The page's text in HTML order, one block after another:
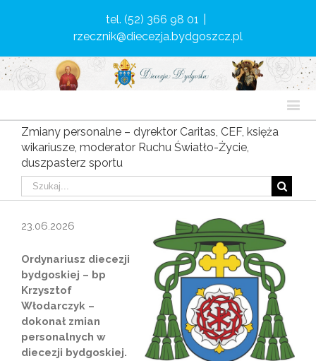
tel. (52) 366 98 01
rzecznik@diecezja.bydgoszcz.pl
Zmiany personalne – dyrektor Caritas, CEF, księża
wikariusze, moderator Ruchu Światło-Życie,
duszpasterz sportu
23.06.2026
Ordynariusz diecezji
bydgoskiej – bp
Krzysztof
Włodarczyk –
dokonał zmian
personalnych w
diecezji bydgoskiej.